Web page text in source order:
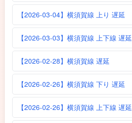
【2026-03-04】横須賀線 上り 遅延
【2026-03-03】横須賀線 上下線 遅延
【2026-02-28】横須賀線 遅延
【2026-02-26】横須賀線 下り 遅延
【2026-02-26】横須賀線 上下線 遅延